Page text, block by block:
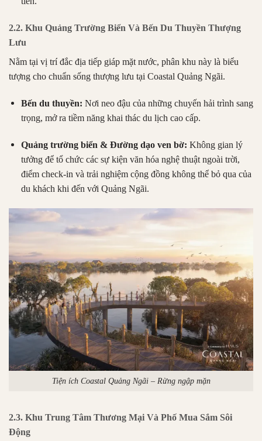
2.2. Khu Quảng Trường Biển Và Bến Du Thuyền Thượng
Lưu
Nằm tại vị trí đắc địa tiếp giáp mặt nước, phân khu này là biểu
tượng cho chuẩn sống thượng lưu tại Coastal Quảng Ngãi.
Bến du thuyền: Nơi neo đậu của những chuyến hải trình sang
trọng, mở ra tiềm năng khai thác du lịch cao cấp.
Quảng trường biển & Đường dạo ven bờ: Không gian lý
tưởng để tổ chức các sự kiện văn hóa nghệ thuật ngoài trời,
điểm check-in và trải nghiệm cộng đồng không thể bỏ qua của
du khách khi đến với Quảng Ngãi.
Tiện ích Coastal Quảng Ngãi – Rừng ngập mặn
2.3. Khu Trung Tâm Thương Mại Và Phố Mua Sắm Sôi
Động